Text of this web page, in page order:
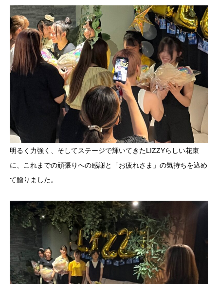
明るく力強く、そしてステージで輝いてきたLIZZYらしい花束
に、これまでの頑張りへの感謝と「お疲れさま」の気持ちを込め
て贈りました。